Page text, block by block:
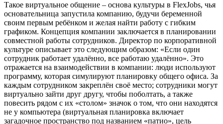
Такое виртуальное общение – основа культуры в FlexJobs, чья
основательница запустила компанию, будучи беременной
своим первым ребёнком и желая найти работу с гибким
графиком. Концепция компании заключается в планировании
совместной работы сотрудников. Директор по корпоративной
культуре описывает это следующим образом: «Если один
сотрудник работает удалённо, все работаю удалённо». Это
отражается на взаимодействии в компании: люди используют
программу, которая симулируют планировку общего офиса. За
каждым сотрудником закреплён своё место; сотрудники могут
виртуально зайти друг другу, чтобы поболтать, а также
повесить рядом с их «столом» значок о том, что они находятся
не у компьютера (виртуальная планировка включает
загадочное пространство под названием «патио», цель